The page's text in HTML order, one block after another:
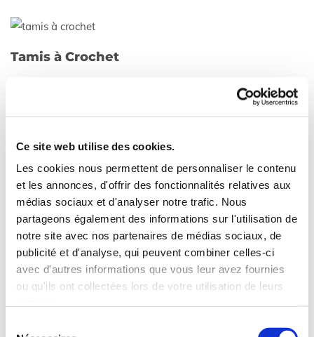
Ce site web utilise des cookies.
Les cookies nous permettent de personnaliser le contenu
et les annonces, d'offrir des fonctionnalités relatives aux
médias sociaux et d'analyser notre trafic. Nous
partageons également des informations sur l'utilisation de
notre site avec nos partenaires de médias sociaux, de
publicité et d'analyse, qui peuvent combiner celles-ci
avec d'autres informations que vous leur avez fournies
ou qu'ils ont collectées lors de votre utilisation de leurs
Tamis à Crochet